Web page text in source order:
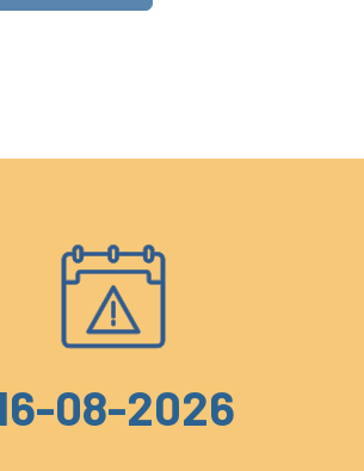
08-2026